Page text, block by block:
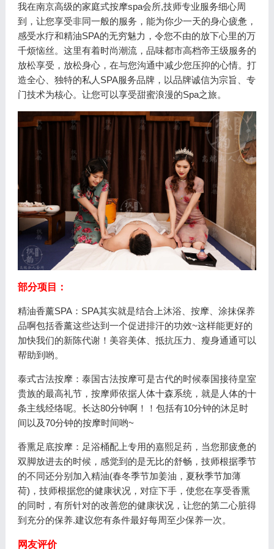
我在南京高级的家庭式按摩spa会所,技师专业服务细心周
到，让您享受非同一般的服务，能为你少一天的身心疲惫，
感受水疗和精油SPA的无穷魅力，令您不由的放下心里的万
千烦恼丝。这里有着时尚潮流，品味都市高档帝王级服务的
放松享受，放松身心，在与您沟通中减少您压抑的心情。打
造全心、独特的私人SPA服务品牌，以品牌诚信为宗旨、专
门技术为核心。让您可以享受甜蜜浪漫的Spa之旅。
部分项目：
精油香薰SPA：SPA其实就是结合上沐浴、按摩、涂抹保养
品啊包括香薰这些达到一个促进排汗的功效~这样能更好的
加快我们的新陈代谢！美容美体、抵抗压力、瘦身通通可以
帮助到哟。
泰式古法按摩：泰国古法按摩可是古代的时候泰国接待皇室
贵族的最高礼节，按摩师依据人体十森系统，就是人体的十
条主线经络呢。长达80分钟啊！！包括有10分钟的沐足时
间以及70分钟的按摩时间哟~
香熏足底按摩：足浴桶配上专用的嘉熙足药，当您那疲惫的
双脚放进去的时候，感觉到的是无比的舒畅，技师根据季节
的不同还分别加入精油(春冬季节加姜油，夏秋季节加薄
荷)，技师根据您的健康状况，对症下手，使您在享受香熏
的同时，有所针对的改善您的健康状况，让您的第二心脏得
到充分的保养.建议您有条件最好每周至少保养一次。
网友评价